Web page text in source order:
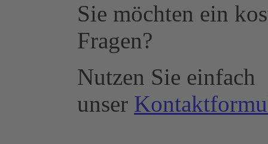
Sie möchten ein
Fragen?
Nutzen Sie einfach
unser